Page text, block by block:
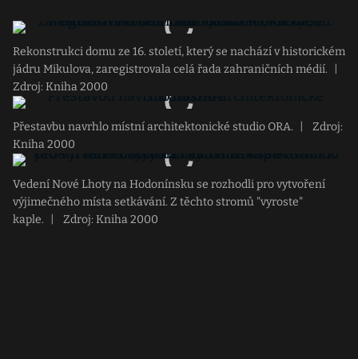
Rekonstrukci domu ze 16. století, který se nachází v historickém
jádru Mikulova, zaregistrovala celá řada zahraničních médií.
Zdroj: Kniha 2000
Přestavbu navrhlo místní architektonické studio ORA.
Zdroj:
Kniha 2000
Vedení Nové Lhoty na Hodonínsku se rozhodli pro vytvoření
výjimečného místa setkávání. Z těchto stromů "vyroste"
kaple.
Zdroj: Kniha 2000